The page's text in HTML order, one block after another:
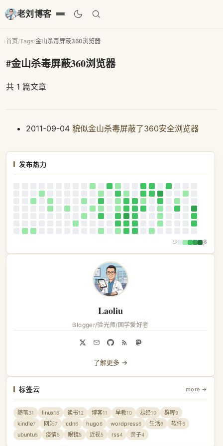
老刘博客
首页/Tags/金山杀毒屏蔽360浏览器
#金山杀毒屏蔽360浏览器
共 1 篇文章
2011-09-04 貌似金山杀毒屏蔽了360安全浏览器
发布热力
少 多
Laoliu
Blogger/验光师/国学爱好者
了解更多 →
标签云 more →
随笔31 linux16 读书12 博客11 早教10 易经10 群晖9
kindle7 网站7 cdn6 hugo6 wordpress6 生活6 软件6
ubuntu5 疫情5 眼镜5 近视5 rss4 亲子4